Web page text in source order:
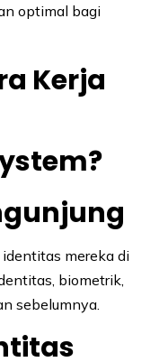
optimal bagi
Kerja
mereka di
biometrik,
sebelumnya.